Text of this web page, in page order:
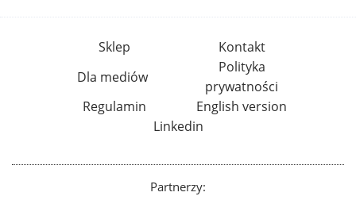
Sklep
Kontakt
Dla mediów
Polityka
prywatności
Regulamin
English version
Linkedin
Partnerzy: